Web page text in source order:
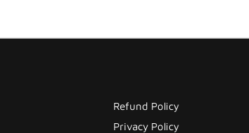
Refund Policy
Privacy Policy